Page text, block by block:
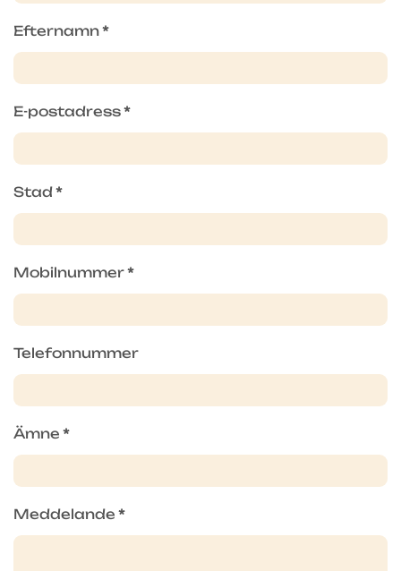
Efternamn*
E-postadress*
Stad*
Mobilnummer*
Telefonnummer
Ämne *
Meddelande *